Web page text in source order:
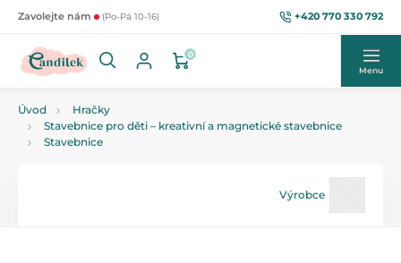
Zavolejte nám (Po-Pá 10-16) +420 770 330 792
0
Menu
Úvod
Hračky
Stavebnice pro děti – kreativní a magnetické stavebnice
Stavebnice
Výrobce